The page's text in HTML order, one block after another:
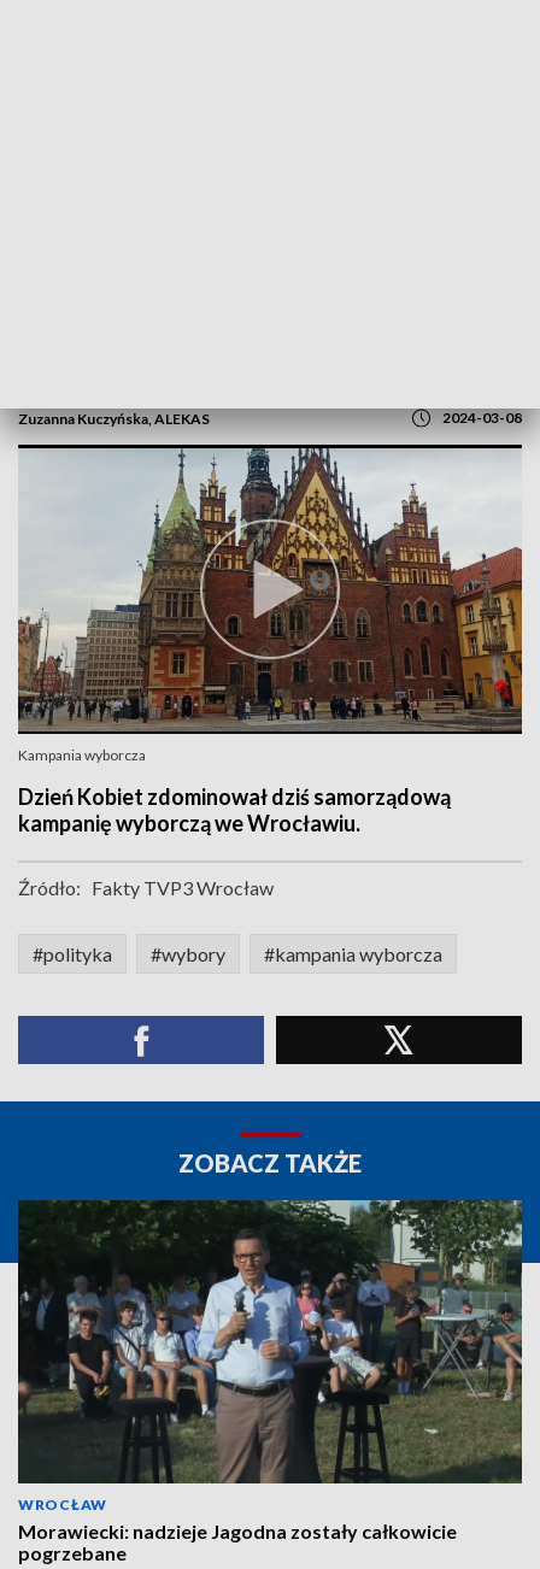
Zuzanna Kuczyńska, ALEKAS 2024-03-08
Kampania wyborcza
Dzień Kobiet zdominował dziś samorządową
kampanię wyborczą we Wrocławiu.
Źródło: Fakty TVP3 Wrocław
#polityka #wybory #kampania wyborcza
ZOBACZ TAKŻE
WROCŁAW
Morawiecki: nadzieje Jagodna zostały całkowicie
pogrzebane